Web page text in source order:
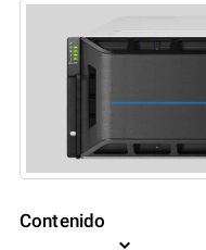
Contenido